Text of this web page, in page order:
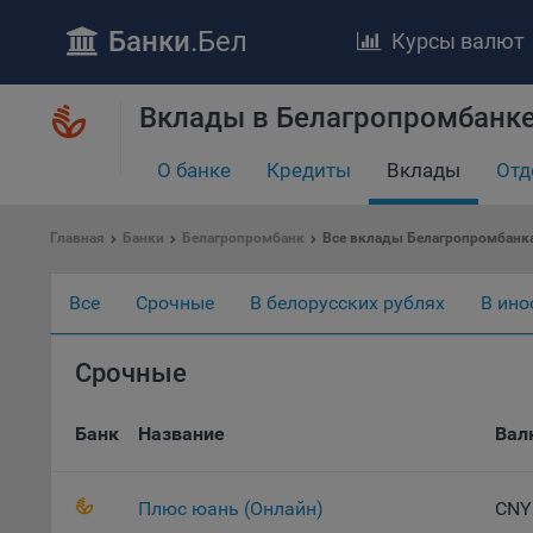
Банки.Бел Курсы валют
Вклады в
О банке Кредиты Вклады
Главная Банки Белагропромбанк Все вклады
Все Срочные В белорусских рублях В
Срочные
Банк Название
Плюс юань (Онлайн) CNY